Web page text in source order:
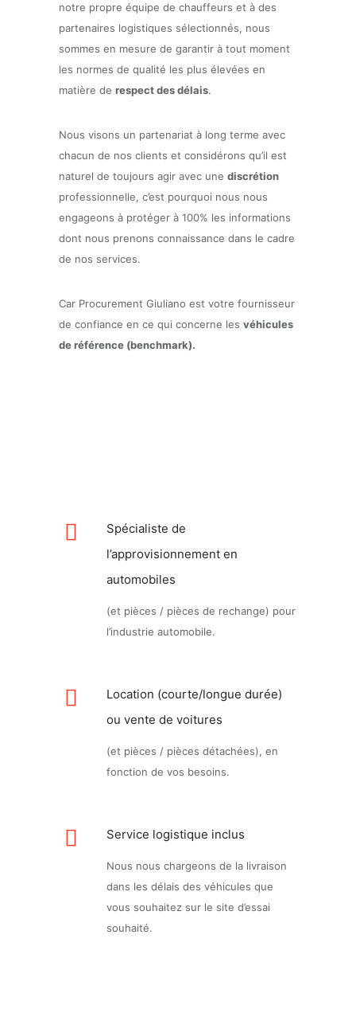
notre propre équipe de chauffeurs et à des
partenaires logistiques sélectionnés, nous
sommes en mesure de garantir à tout moment
les normes de qualité les plus élevées en
matière de respect des délais.
Nous visons un partenariat à long terme avec
chacun de nos clients et considérons qu’il est
naturel de toujours agir avec une discrétion
professionnelle, c’est pourquoi nous nous
engageons à protéger à 100% les informations
dont nous prenons connaissance dans le cadre
de nos services.
Car Procurement Giuliano est votre fournisseur
de confiance en ce qui concerne les véhicules
de référence (benchmark).
Spécialiste de
l’approvisionnement en
automobiles
(et pièces / pièces de rechange) pour
l’industrie automobile.
Location (courte/longue durée)
ou vente de voitures
(et pièces / pièces détachées), en
fonction de vos besoins.
Service logistique inclus
Nous nous chargeons de la livraison
dans les délais des véhicules que
vous souhaitez sur le site d’essai
souhaité.